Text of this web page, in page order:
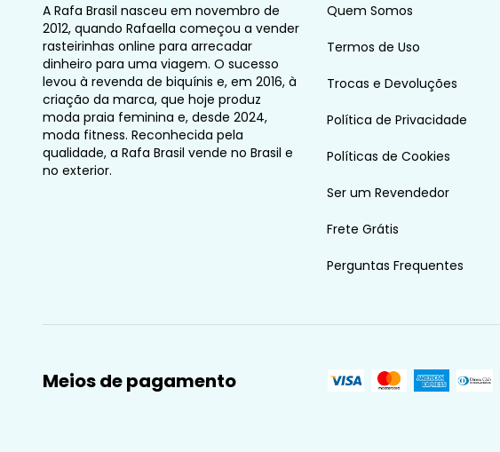
A Rafa Brasil nasceu em novembro de
2012, quando Rafaella começou a vender
rasteirinhas online para arrecadar
dinheiro para uma viagem. O sucesso
levou à revenda de biquínis e, em 2016, à
criação da marca, que hoje produz
moda praia feminina e, desde 2024,
moda fitness. Reconhecida pela
qualidade, a Rafa Brasil vende no Brasil e
no exterior.
Quem Somos
Termos de Uso
Trocas e Devoluções
Política de Privacidade
Políticas de Cookies
Ser um Revendedor
Frete Grátis
Perguntas Frequentes
Meios de pagamento